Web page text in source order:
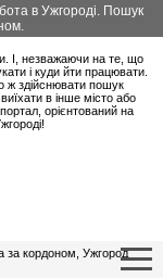
в Ужгороді. Пошук
І, незважаючи на те, що
і куди йти працювати.
ж здійснювати пошук
в інше місто або
орієнтований на
за кордоном, Ужгород